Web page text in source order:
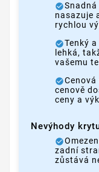
nasazuje
rychlou
Tenký
lehká,
vašemu
cenově
ceny a
Nevýhody
zadní
zůstává